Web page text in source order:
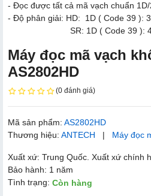
- Đọc được tất cả mã vạch chuẩn
- Độ phân giải: HD: 1D ( Code 39 ):
SR: 1D ( Code 39 ): 4 mil;
Máy đọc mã vạch
AS2802HD
(0 đánh giá)
Mã sản phẩm: AS2802HD
Thương hiệu: ANTECH | Máy đọc
Xuất xứ: Trung Quốc. Xuất xứ chính
Bảo hành: 1 năm
Tình trạng: Còn hàng